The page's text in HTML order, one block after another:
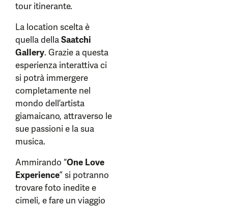
tour itinerante.
La location scelta è
quella dellaSaatchi
Gallery. Grazie a questa
esperienza interattiva ci
si potrà immergere
completamente nel
mondo dell’artista
giamaicano, attraverso le
sue passioni e la sua
musica.
Ammirando “One Love
Experience” si potranno
trovare foto inedite e
cimeli, e fare un viaggio